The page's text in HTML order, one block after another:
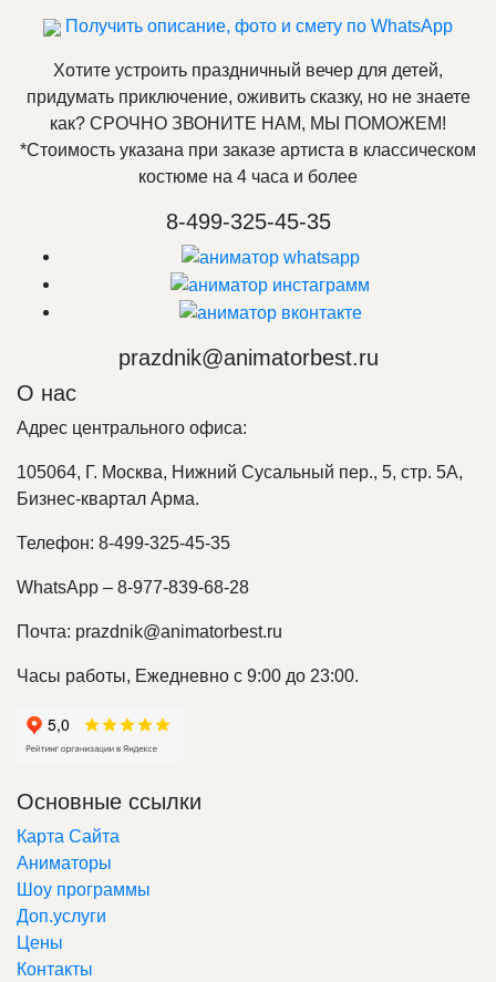
Получить описание, фото и смету по WhatsApp
Хотите устроить праздничный вечер для детей,
придумать приключение, оживить сказку, но не знаете
как? СРОЧНО ЗВОНИТЕ НАМ, МЫ ПОМОЖЕМ!
*Стоимость указана при заказе артиста в классическом
костюме на 4 часа и более
8-499-325-45-35
prazdnik@animatorbest.ru
О нас
Адрес центрального офиса:
105064, Г. Москва, Нижний Сусальный пер., 5, стр. 5А,
Бизнес-квартал Арма.
Телефон: 8-499-325-45-35
WhatsApp – 8-977-839-68-28
Почта: prazdnik@animatorbest.ru
Часы работы, Ежедневно с 9:00 до 23:00.
Основные ссылки
Карта Сайта
Аниматоры
Шоу программы
Доп.услуги
Цены
Контакты